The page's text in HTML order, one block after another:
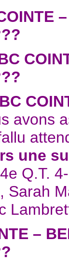
avons
une
Q.T.
Sarah
–